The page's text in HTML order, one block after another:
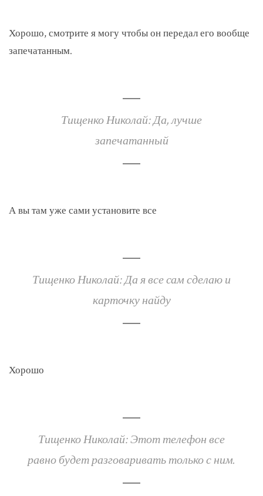
Хорошо, смотрите я могу чтобы он передал его вообще
запечатанным.
Тищенко Николай: Да, лучше
запечатанный
А вы там уже сами установите все
Тищенко Николай: Да я все сам сделаю и
карточку найду
Хорошо
Тищенко Николай: Этот телефон все
равно будет разговаривать только с ним.